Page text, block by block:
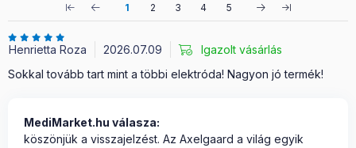
1 2 3 4 5
Henrietta Roza 2026.07.09
Igazolt vásárlás
Sokkal tovább tart mint a többi elektróda! Nagyon jó termék!
MediMarket.hu válasza:
köszönjük a visszajelzést. Az Axelgaard a világ egyik